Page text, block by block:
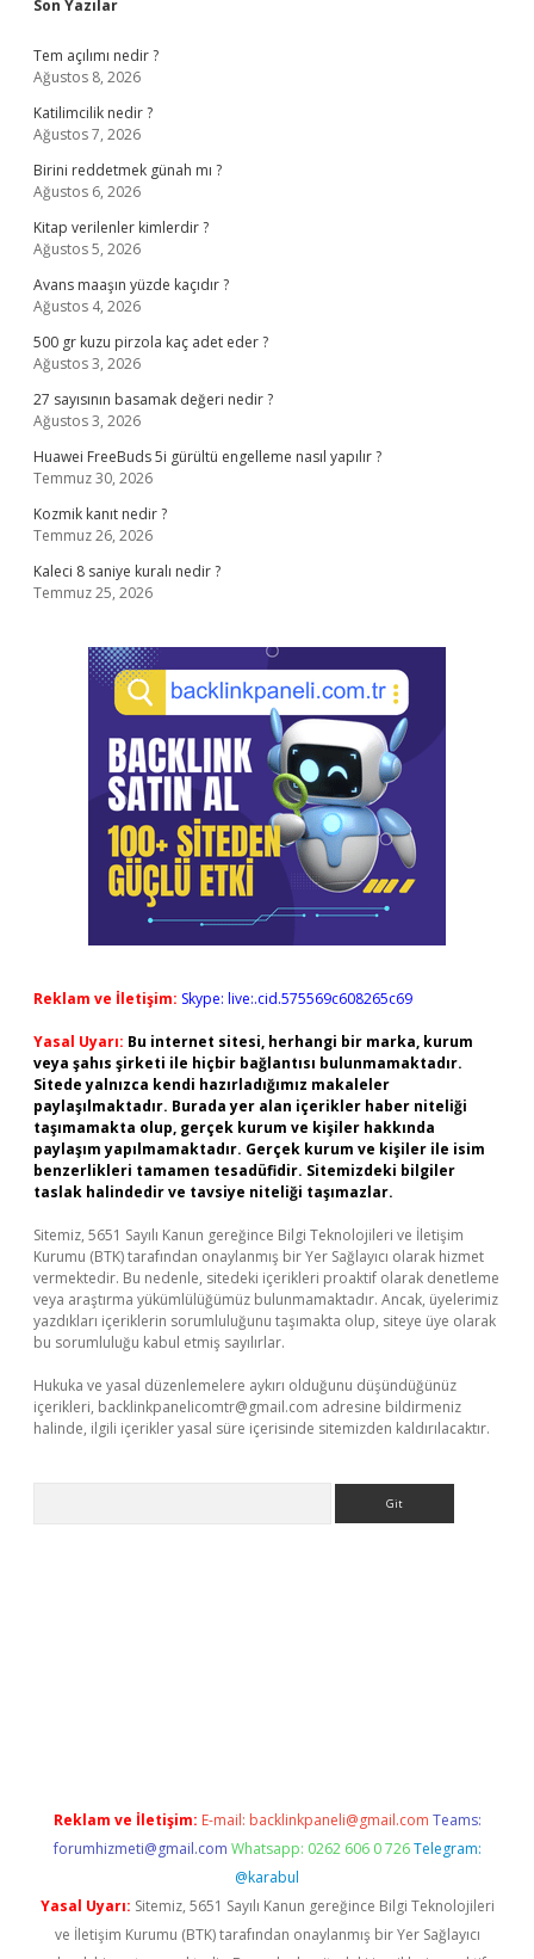
Sidebar
Son Yazılar
Tem açılımı nedir ?
Ağustos 8, 2026
Katilimcilik nedir ?
Ağustos 7, 2026
Birini reddetmek günah mı ?
Ağustos 6, 2026
Kitap verilenler kimlerdir ?
Ağustos 5, 2026
Avans maaşın yüzde kaçıdır ?
Ağustos 4, 2026
500 gr kuzu pirzola kaç adet eder ?
Ağustos 3, 2026
27 sayısının basamak değeri nedir ?
Ağustos 3, 2026
Huawei FreeBuds 5i gürültü engelleme nasıl yapılır ?
Temmuz 30, 2026
Kozmik kanıt nedir ?
Temmuz 26, 2026
Kaleci 8 saniye kuralı nedir ?
Temmuz 25, 2026
Reklam ve İletişim: Skype: live:.cid.575569c608265c69
Yasal Uyarı: Bu internet sitesi, herhangi bir marka, kurum
veya şahıs şirketi ile hiçbir bağlantısı bulunmamaktadır.
Sitede yalnızca kendi hazırladığımız makaleler
paylaşılmaktadır. Burada yer alan içerikler haber niteliği
taşımamakta olup, gerçek kurum ve kişiler hakkında
paylaşım yapılmamaktadır. Gerçek kurum ve kişiler ile isim
benzerlikleri tamamen tesadüfidir. Sitemizdeki bilgiler
taslak halindedir ve tavsiye niteliği taşımazlar.
Sitemiz, 5651 Sayılı Kanun gereğince Bilgi Teknolojileri ve İletişim
Kurumu (BTK) tarafından onaylanmış bir Yer Sağlayıcı olarak hizmet
vermektedir. Bu nedenle, sitedeki içerikleri proaktif olarak denetleme
veya araştırma yükümlülüğümüz bulunmamaktadır. Ancak, üyelerimiz
yazdıkları içeriklerin sorumluluğunu taşımakta olup, siteye üye olarak
bu sorumluluğu kabul etmiş sayılırlar.
Hukuka ve yasal düzenlemelere aykırı olduğunu düşündüğünüz
içerikleri, backlinkpanelicomtr@gmail.com adresine bildirmeniz
halinde, ilgili içerikler yasal süre içerisinde sitemizden kaldırılacaktır.
Reklam ve İletişim: E-mail: backlinkpaneli@gmail.com Teams:
forumhizmeti@gmail.com Whatsapp: 0262 606 0 726 Telegram:
@karabul
Yasal Uyarı: Sitemiz, 5651 Sayılı Kanun gereğince Bilgi Teknolojileri
ve İletişim Kurumu (BTK) tarafından onaylanmış bir Yer Sağlayıcı